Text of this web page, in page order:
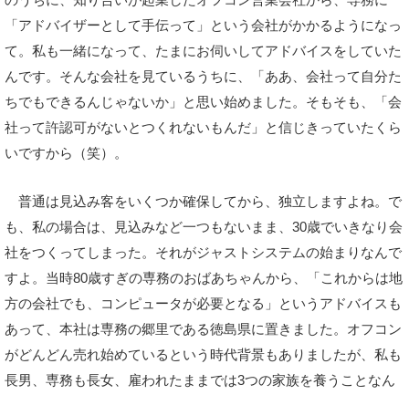
「アドバイザーとして手伝って」という会社がかかるようになっ
て。私も一緒になって、たまにお伺いしてアドバイスをしていた
んです。そんな会社を見ているうちに、「ああ、会社って自分た
ちでもできるんじゃないか」と思い始めました。そもそも、「会
社って許認可がないとつくれないもんだ」と信じきっていたくら
いですから（笑）。
普通は見込み客をいくつか確保してから、独立しますよね。で
も、私の場合は、見込みなど一つもないまま、30歳でいきなり会
社をつくってしまった。それがジャストシステムの始まりなんで
すよ。当時80歳すぎの専務のおばあちゃんから、「これからは地
方の会社でも、コンピュータが必要となる」というアドバイスも
あって、本社は専務の郷里である徳島県に置きました。オフコン
がどんどん売れ始めているという時代背景もありましたが、私も
長男、専務も長女、雇われたままでは3つの家族を養うことなん